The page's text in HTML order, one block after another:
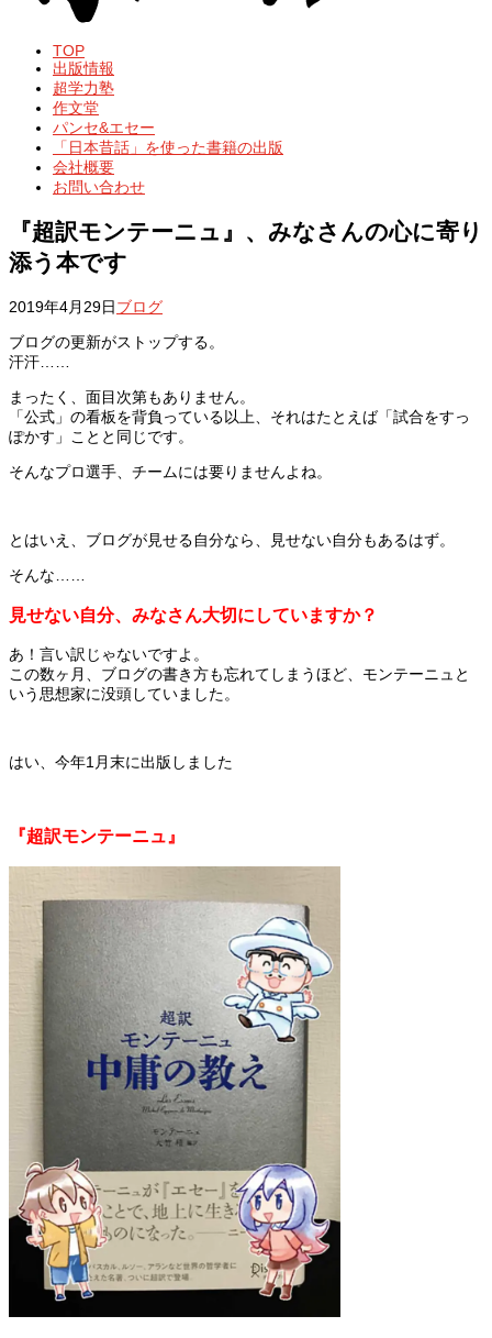
TOP
出版情報
超学力塾
作文堂
パンセ&エセー
「日本昔話」を使った書籍の出版
会社概要
お問い合わせ
『超訳モンテーニュ』、みなさんの心に寄り
添う本です
2019年4月29日ブログ
ブログの更新がストップする。
汗汗……
まったく、面目次第もありません。
「公式」の看板を背負っている以上、それはたとえば「試合をすっ
ぽかす」ことと同じです。
そんなプロ選手、チームには要りませんよね。
とはいえ、ブログが見せる自分なら、見せない自分もあるはず。
そんな……
見せない自分、みなさん大切にしていますか？
あ！言い訳じゃないですよ。
この数ヶ月、ブログの書き方も忘れてしまうほど、モンテーニュと
いう思想家に没頭していました。
はい、今年1月末に出版しました
『超訳モンテーニュ』